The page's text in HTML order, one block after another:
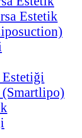
Estetik